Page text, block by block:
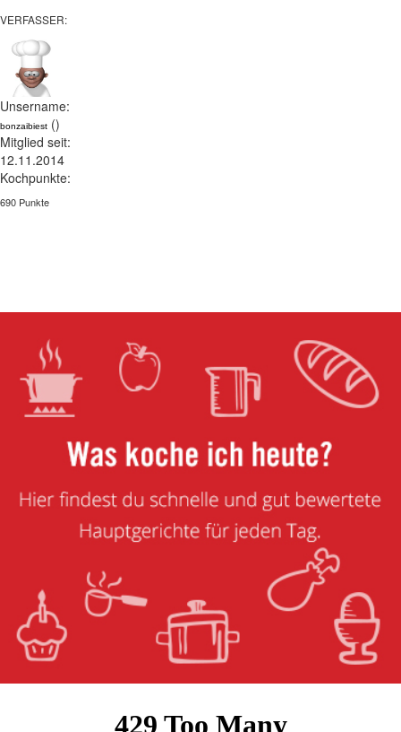
VERFASSER:
Unsername:
bonzaibiest ()
Mitglied seit:
12.11.2014
Kochpunkte:
690 Punkte